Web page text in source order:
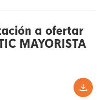
a ofertar
MAYORISTA